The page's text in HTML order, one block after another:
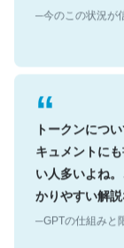
─今のこの状況が
トークンにつ
キュメントに
い人多いよね
かりやすい解
─GPTの仕組みと